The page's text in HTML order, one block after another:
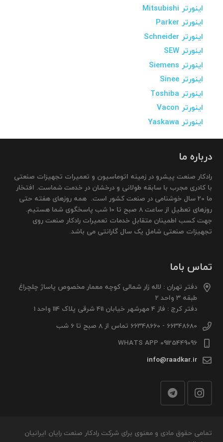
اینورتر Mitsubishi
اینورتر Parker
اینورتر Schneider
اینورتر SEW
اینورتر Siemens
اینورتر Sinee
اینورتر Toshiba
اینورتر Vacon
اینورتر Yaskawa
درباره ما
رادکار صنعت پیشرو در زمینه اتوماسیون و تعمیرات تجهیزات صنعتی
با کادری مجرب با سابقه طولانی و درخشان در خدمت شماست. افتخار
ما 20 سال خوشنامی در صنعت کشور است. همه روزهای هفته حتی
روزهای تعطیل از ساعت 8 صبح تا 10 شب پاسخگوی شما هستیم.
جهت کسب اطمینان متقابل خدمات تعمیرات رادکار صنعت روی
تجهیزات صنعتی شامل یک سال گارانتی می باشد.
تماس باما
دفتر تهران : لاله زار شمالی کوچه معمار مخصوص پاساژ چلچراغ
طبقه 3 واحد 2
دفتر کرج : فاز 4 مهرشهر خیابان 411 شرقی پلاک 114 واحد 1
66348680 - 66348660 تماس از 8 صبح تا 6 شب
09125449096 WHATS APP
info@raadkar.ir
تمامی حقوق مادی و معنوی برای شرکت رادکار صنعت رایان ایرانیان